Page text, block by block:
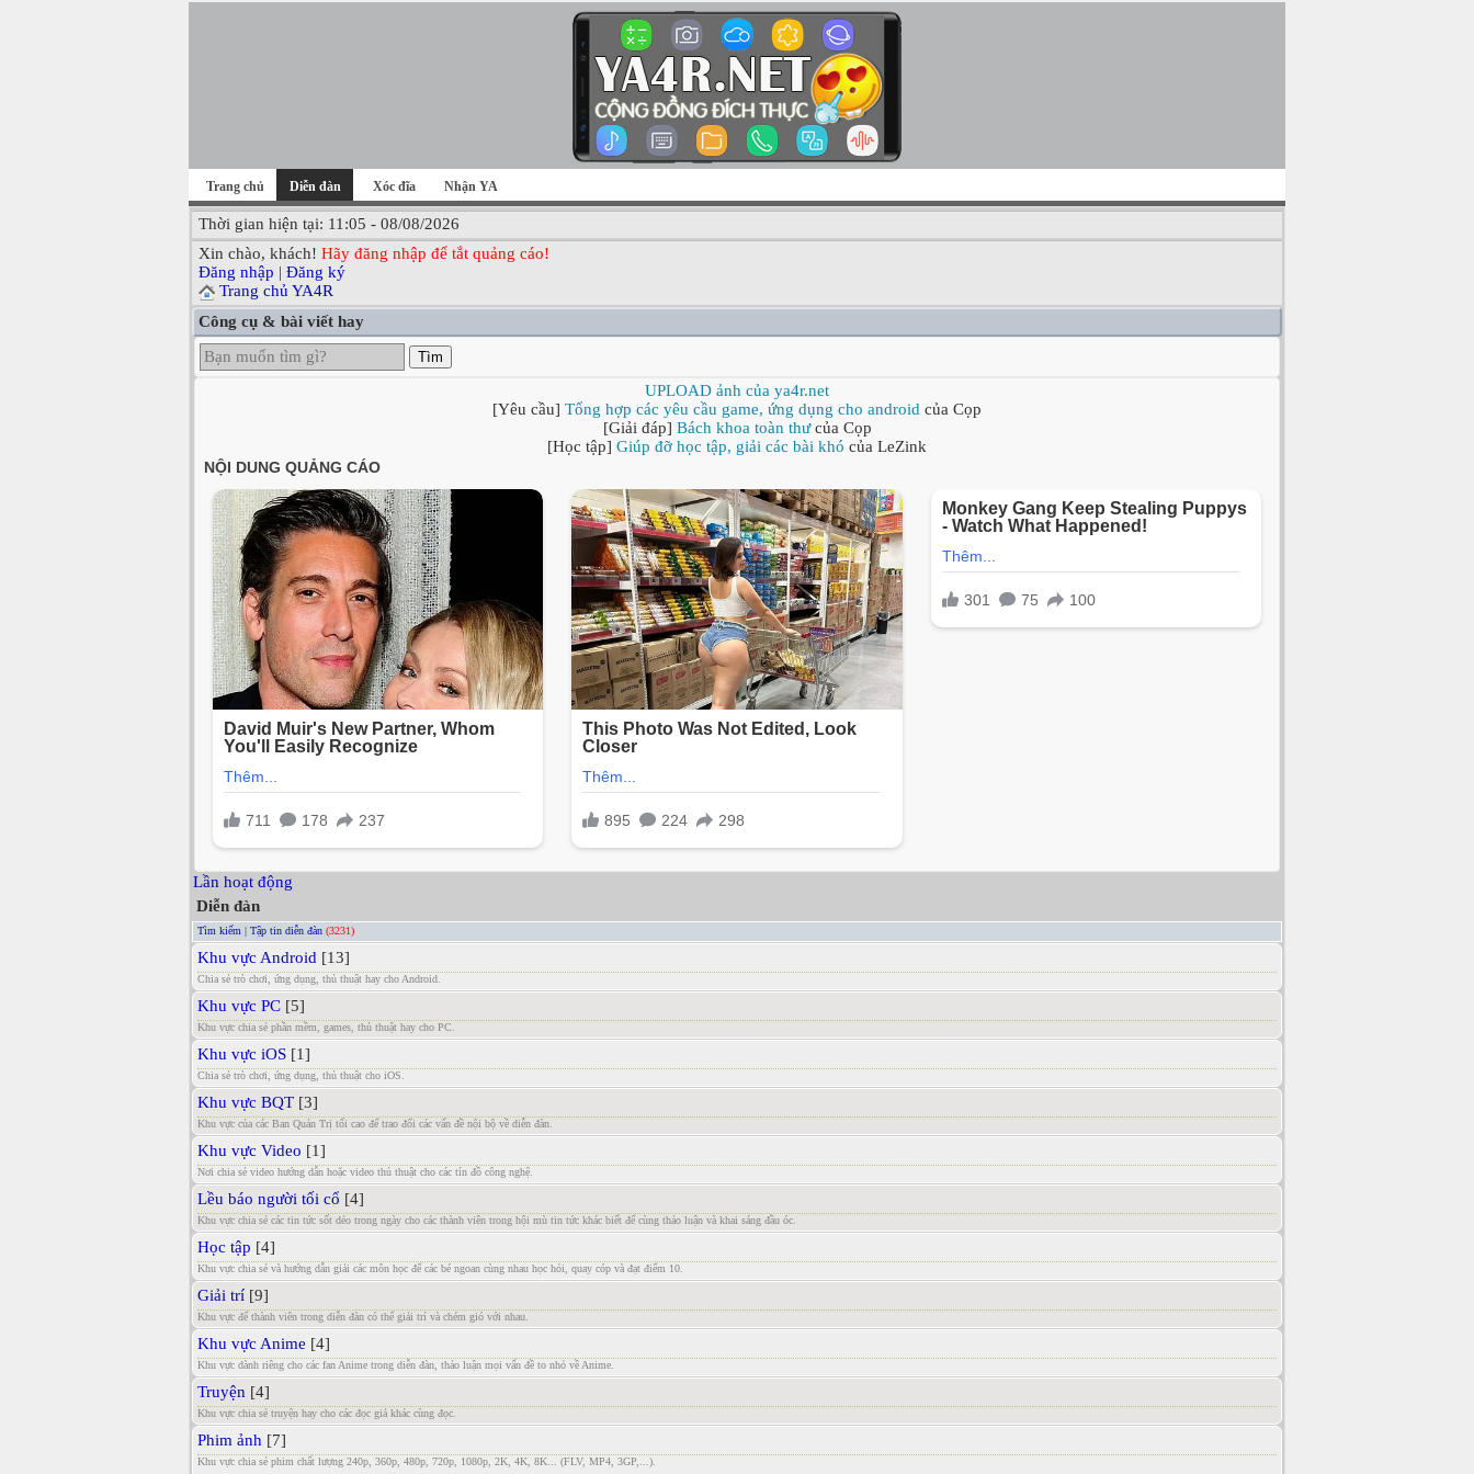
Trang chủ Diễn đàn Xóc đĩa Nhận YA
Thời gian hiện tại: 11:05 - 08/08/2026
Xin chào, khách! Hãy đăng nhập để tắt quảng cáo!
Đăng nhập | Đăng ký
Trang chủ YA4R
Công cụ & bài viết hay
Tìm
UPLOAD ảnh của ya4r.net
[Yêu cầu] Tổng hợp các yêu cầu game, ứng dụng cho android của Cọp
[Giải đáp] Bách khoa toàn thưcủa Cọp
[Học tập] Giúp đỡ học tập, giải các bài khó của LeZink
Lần hoạt động
Diễn đàn
Tìm kiếm | Tập tin diễn đàn (3231)
Khu vực Android [13]
Chia sẻ trò chơi, ứng dụng, thủ thuật hay cho Android.
Khu vực PC [5]
Khu vực chia sẻ phần mềm, games, thủ thuật hay cho PC.
Khu vực iOS [1]
Chia sẻ trò chơi, ứng dụng, thủ thuật cho iOS.
Khu vực BQT [3]
Khu vực của các Ban Quản Trị tối cao để trao đổi các vấn đề nội bộ về diễn đàn.
Khu vực Video [1]
Nơi chia sẻ video hướng dẫn hoặc video thủ thuật cho các tín đồ công nghệ.
Lều báo người tối cổ [4]
Khu vực chia sẻ các tin tức sốt dẻo trong ngày cho các thành viên trong hội mù tin tức khác biết để cùng thảo luận và khai sáng đầu óc.
Học tập [4]
Khu vực chia sẻ và hướng dẫn giải các môn học để các bé ngoan cùng nhau học hỏi, quay cóp và đạt điểm 10.
Giải trí [9]
Khu vực để thành viên trong diễn đàn có thể giải trí và chém gió với nhau.
Khu vực Anime [4]
Khu vực dành riêng cho các fan Anime trong diễn đàn, thảo luận mọi vấn đề to nhỏ về Anime.
Truyện [4]
Khu vực chia sẻ truyện hay cho các đọc giả khác cùng đọc.
Phim ảnh [7]
Khu vực chia sẻ phim chất lượng 240p, 360p, 480p, 720p, 1080p, 2K, 4K, 8K... (FLV, MP4, 3GP,...).